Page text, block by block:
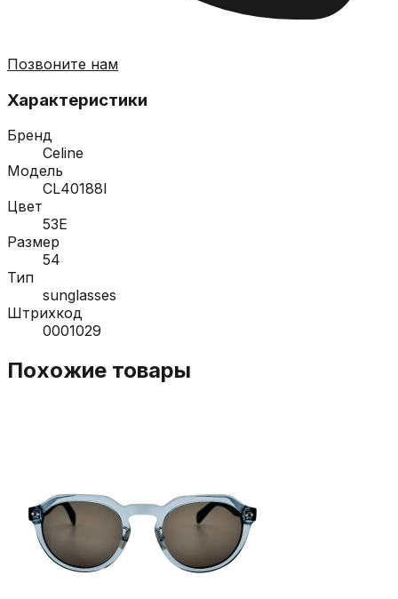
Позвоните нам
Характеристики
Бренд
Celine
Модель
CL40188I
Цвет
53E
Размер
54
Тип
sunglasses
Штрихкод
0001029
Похожие товары